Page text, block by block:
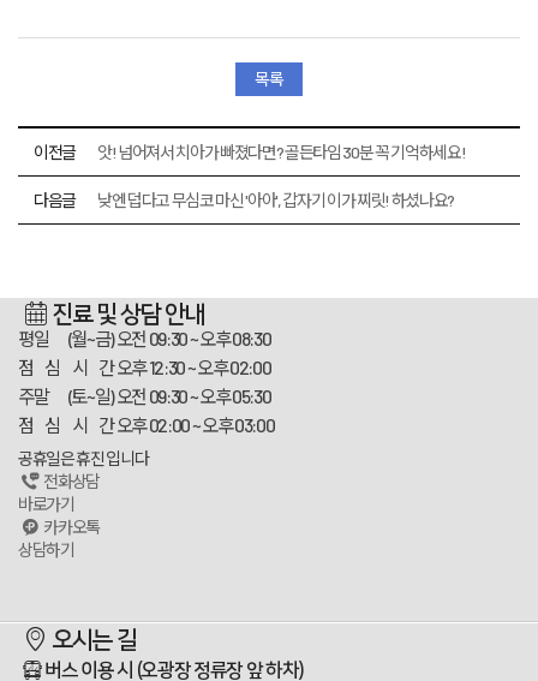
목록
이전글 앗! 넘어져서 치아가 빠졌다면? 골든타임 30분 꼭 기억하세요!
다음글 낮엔 덥다고 무심코 마신 '아아', 갑자기 이가 찌릿! 하셨나요?
진료 및 상담 안내
평일 (월~금)오전 09:30 ~ 오후 08:30
점 심 시 간오후 12:30 ~ 오후 02:00
주말 (토~일)오전 09:30 ~ 오후 05:30
점 심 시 간오후 02:00 ~ 오후 03:00
공휴일은 휴진 입니다
전화상담
바로가기
카카오톡
상담하기
오시는 길
100m
버스 이용 시 (오광장 정류장 앞 하차)